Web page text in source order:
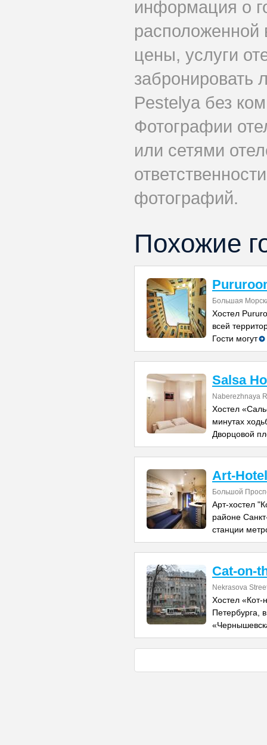
информация о
расположенной
цены, услуги
забронировать
Pestelya без
Фотографии
или сетями
фотографий.
Похожие
Большая
Хостел
всей
Гости могут
Salsa
Naberezhnaya
Хостел
минутах
Дворцовой
Art-
Большой
Арт-хостел
районе
станции
Cat-on-
Nekrasova
Хостел «Кот-
Петербурга,